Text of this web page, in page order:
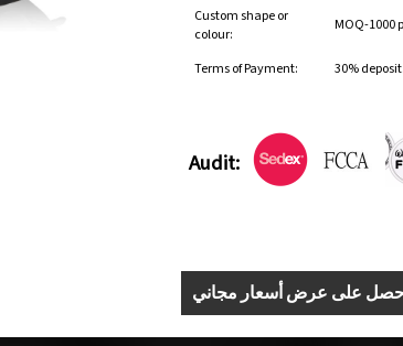
Custom shape or
colour:
MOQ-1000
Terms of Payment: 30%
Audit:
على عرض أسعار مجاني